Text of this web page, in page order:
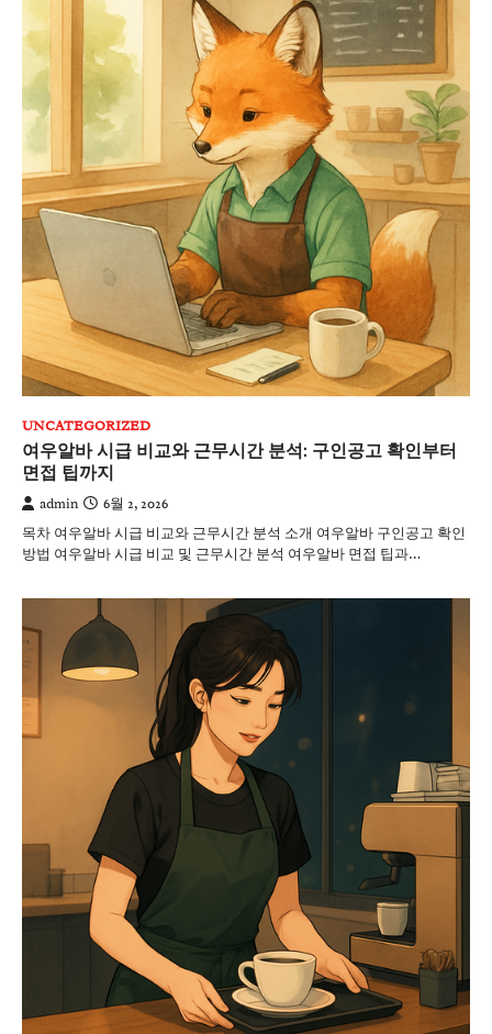
UNCATEGORIZED
여우알바 시급 비교와 근무시간 분석: 구인공고 확인부터
면접 팁까지
admin
6월 2, 2026
목차 여우알바 시급 비교와 근무시간 분석 소개 여우알바 구인공고 확인
방법 여우알바 시급 비교 및 근무시간 분석 여우알바 면접 팁과…